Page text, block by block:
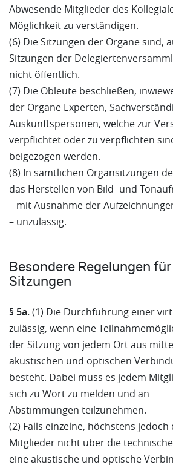
Abwesende Mitglieder des
Möglichkeit zu verständigen.
(6) Die Sitzungen der Organe sind,
Sitzungen der
nicht öffentlich.
(7) Die Obleute beschließen,
der Organe Experten,
Auskunftspersonen, welche zur
verpflichtet oder zu verpflichten
beigezogen werden.
(8) In sämtlichen Organsitzungen
das Herstellen von Bild- und
– mit Ausnahme der
– unzulässig.
Besondere Regelungen
Sitzungen
§ 5a.(1) Die Durchführung einer
zulässig, wenn eine
der Sitzung von jedem Ort aus
akustischen und optischen
besteht. Dabei muss es jedem
sich zu Wort zu melden und an
Abstimmungen teilzunehmen.
(2) Falls einzelne, höchstens
Mitglieder nicht über die
eine akustische und optische